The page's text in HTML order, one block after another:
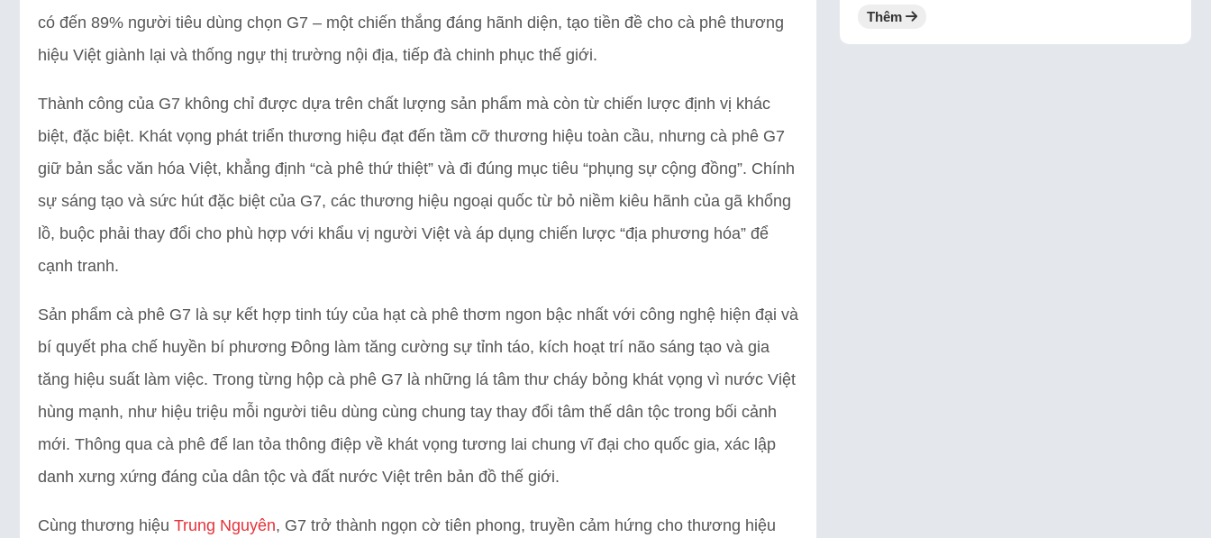
có đến 89% người tiêu dùng chọn G7 – một chiến thắng đáng hãnh diện, tạo tiền đề cho cà phê thương
hiệu Việt giành lại và thống ngự thị trường nội địa, tiếp đà chinh phục thế giới.
Thành công của G7 không chỉ được dựa trên chất lượng sản phẩm mà còn từ chiến lược định vị khác
biệt, đặc biệt. Khát vọng phát triển thương hiệu đạt đến tầm cỡ thương hiệu toàn cầu, nhưng cà phê G7
giữ bản sắc văn hóa Việt, khẳng định “cà phê thứ thiệt” và đi đúng mục tiêu “phụng sự cộng đồng”. Chính
sự sáng tạo và sức hút đặc biệt của G7, các thương hiệu ngoại quốc từ bỏ niềm kiêu hãnh của gã khổng
lồ, buộc phải thay đổi cho phù hợp với khẩu vị người Việt và áp dụng chiến lược “địa phương hóa” để
cạnh tranh.
Sản phẩm cà phê G7 là sự kết hợp tinh túy của hạt cà phê thơm ngon bậc nhất với công nghệ hiện đại và
bí quyết pha chế huyền bí phương Đông làm tăng cường sự tỉnh táo, kích hoạt trí não sáng tạo và gia
tăng hiệu suất làm việc. Trong từng hộp cà phê G7 là những lá tâm thư cháy bỏng khát vọng vì nước Việt
hùng mạnh, như hiệu triệu mỗi người tiêu dùng cùng chung tay thay đổi tâm thế dân tộc trong bối cảnh
mới. Thông qua cà phê để lan tỏa thông điệp về khát vọng tương lai chung vĩ đại cho quốc gia, xác lập
danh xưng xứng đáng của dân tộc và đất nước Việt trên bản đồ thế giới.
Cùng thương hiệu Trung Nguyên, G7 trở thành ngọn cờ tiên phong, truyền cảm hứng cho thương hiệu
Thêm